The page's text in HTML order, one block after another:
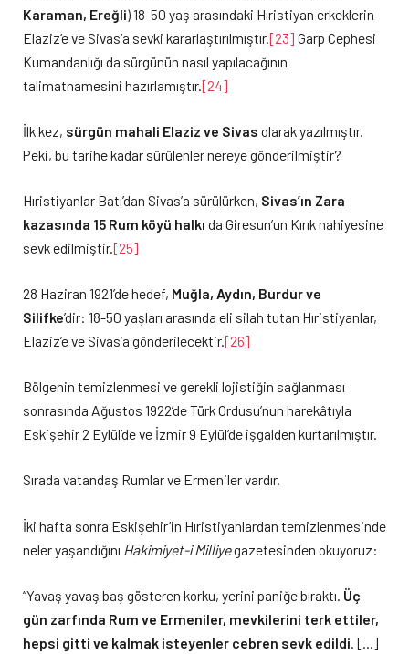
Karaman, Ereğli) 18-50 yaş arasındaki Hıristiyan erkeklerin
Elaziz’e ve Sivas’a sevki kararlaştırılmıştır.[23] Garp Cephesi
Kumandanlığı da sürgünün nasıl yapılacağının
talimatnamesini hazırlamıştır.[24]
İlk kez, sürgün mahali Elaziz ve Sivas olarak yazılmıştır.
Peki, bu tarihe kadar sürülenler nereye gönderilmiştir?
Hıristiyanlar Batı’dan Sivas’a sürülürken, Sivas’ın Zara
kazasında 15 Rum köyü halkı da Giresun’un Kırık nahiyesine
sevk edilmiştir.[25]
28 Haziran 1921’de hedef, Muğla, Aydın, Burdur ve
Silifke’dir: 18-50 yaşları arasında eli silah tutan Hıristiyanlar,
Elaziz’e ve Sivas’a gönderilecektir.[26]
Bölgenin temizlenmesi ve gerekli lojistiğin sağlanması
sonrasında Ağustos 1922’de Türk Ordusu’nun harekâtıyla
Eskişehir 2 Eylül’de ve İzmir 9 Eylül’de işgalden kurtarılmıştır.
Sırada vatandaş Rumlar ve Ermeniler vardır.
İki hafta sonra Eskişehir’in Hıristiyanlardan temizlenmesinde
neler yaşandığını Hakimiyet-i Milliyegazetesinden okuyoruz:
“Yavaş yavaş baş gösteren korku, yerini paniğe bıraktı. Üç
gün zarfında Rum ve Ermeniler, mevkilerini terk ettiler,
hepsi gitti ve kalmak isteyenler cebren sevk edildi . […]